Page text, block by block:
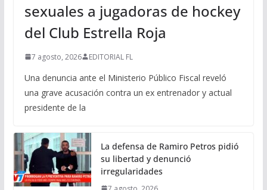
sexuales a jugadoras de hockey
del Club Estrella Roja
7 agosto, 2026 EDITORIAL FL
Una denuncia ante el Ministerio Público Fiscal reveló
una grave acusación contra un ex entrenador y actual
presidente de la
La defensa de Ramiro Petros pidió
su libertad y denunció
irregularidades